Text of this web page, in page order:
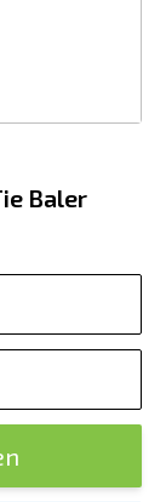
Baler